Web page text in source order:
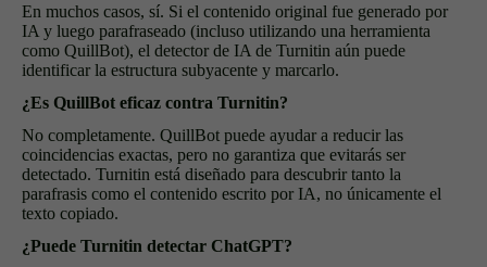
En muchos casos, sí. Si el contenido original fue generado por
IA y luego parafraseado (incluso utilizando una herramienta
como QuillBot), el detector de IA de Turnitin aún puede
identificar la estructura subyacente y marcarlo.
¿Es QuillBot eficaz contra Turnitin?
No completamente. QuillBot puede ayudar a reducir las
coincidencias exactas, pero no garantiza que evitarás ser
detectado. Turnitin está diseñado para descubrir tanto la
parafrasis como el contenido escrito por IA, no únicamente el
texto copiado.
¿Puede Turnitin detectar ChatGPT?